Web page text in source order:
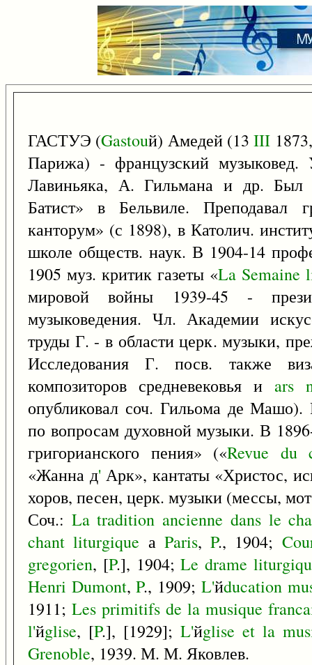
ГАСТУЭ (Gastouй) Амедей (13III
Парижа) - французский
Лавиньяка, А. Гильмана и др. Был
Батист» в Бельвиле. Преподавал
канторум» (с 1898), в Католич.
школе обществ. наук. В 1904-14
1905 муз. критик газеты «La Semaine
мировой войны 1939-45 -
музыковедения. Чл. Академии
труды Г. - в области церк. музыки,
Исследования Г. посв. также
композиторов средневековья и ars
опубликовал соч. Гильома де Машо).
по вопросам духовной музыки. В
григорианского пения» («Revue du
«Жанна д'Арк», кантаты «Христос,
хоров, песен, церк. музыки (мессы,
Соч.: La tradition ancienne dans le
chant liturgique а Paris,P., 1904;
gregorien, [P.], 1904;Le drame
Henri Dumont,P., 1909; L'йducation
1911; Les primitifs de la musique
l'йglise, [P.], [1929]; L'йglise et la
Grenoble, 1939. М. М. Яковлев.